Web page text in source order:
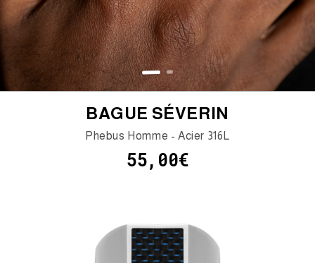
BAGUE SÉVERIN
Phebus Homme - Acier 316L
55,00€